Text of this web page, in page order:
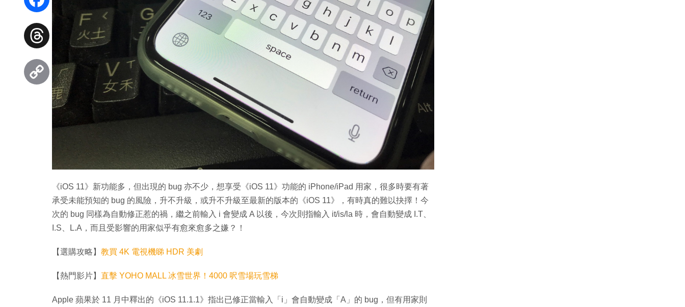
《iOS 11》新功能多，但出現的 bug 亦不少，想享受《iOS 11》功能的 iPhone/iPad 用家，很多時要有著
承受未能預知的 bug 的風險，升不升級，或升不升級至最新的版本的《iOS 11》，有時真的難以抉擇！今
次的 bug 同樣為自動修正惹的禍，繼之前輸入 i 會變成 A 以後，今次則指輸入 it/is/la 時，會自動變成 I.T、
I.S、L.A，而且受影響的用家似乎有愈來愈多之嫌？！
【選購攻略】 教買 4K 電視機睇 HDR 美劇
【熱門影片】 直擊 YOHO MALL 冰雪世界！4000 呎雪場玩雪梯
Apple 蘋果於 11 月中釋出的《iOS 11.1.1》指出已修正當輸入「i」會自動變成「A」的 bug，但有用家則
Facebook
Threads
Copy
Link